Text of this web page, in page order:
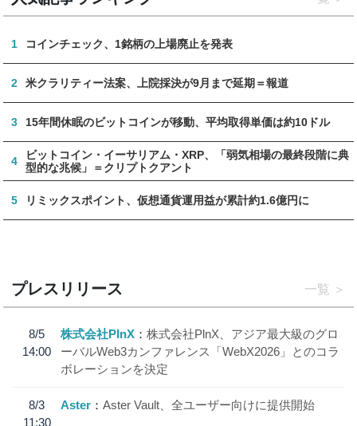
1 コインチェック、1銘柄の上場廃止を発表
2 米クラリティー法案、上院採決が9月まで延期＝報道
3 15年間休眠のビットコインが移動、平均取得単価は約10ドル
4
ビットコイン・イーサリアム・XRP、「弱気相場の最終段階に典
型的な兆候」＝クリプトクアント
5 リミックスポイント、仮想通貨運用益が累計約1.6億円に
プレスリリース 一覧
8/5
14:00
株式会社PlnX
株式会社PlnX、アジア最大級のグロ
ーバルWeb3カンファレンス「WebX2026」とのコラ
ボレーションを決定
8/3
11:30
Aster Aster Vault、全ユーザー向けに提供開始